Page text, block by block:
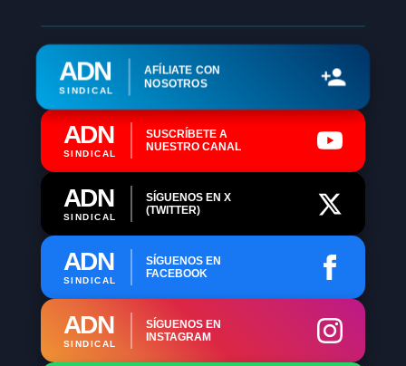
ADN
SINDICAL
AFÍLIATE CON
NOSOTROS
ADN
SINDICAL
SUSCRÍBETE A
NUESTRO CANAL
ADN
SINDICAL
SÍGUENOS EN X
(TWITTER)
ADN
SINDICAL
SÍGUENOS EN
FACEBOOK
ADN
SINDICAL
SÍGUENOS EN
INSTAGRAM